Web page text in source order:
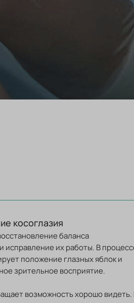
косоглазия
баланса
исправление их работы. В
положение глазных яблок и
зрительное восприятие.
возможность хорошо